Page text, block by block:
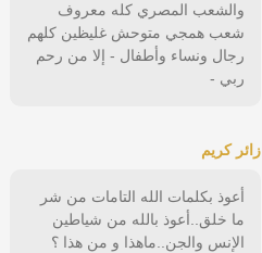
والشعب المصري كله معروف
شعب همجي متوحش غليظين كلهم
رجال ونساء وأطفال - إلا من رحم
ربي -
زائر كريم
أعوذ بكلمات الله التامات من شر
ما خلق..أعوذ بالله من شياطين
الإنس والجن..ماهذا و من هذا ؟